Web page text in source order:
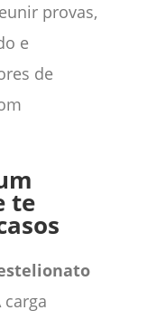
provas,
e
de
te
carga